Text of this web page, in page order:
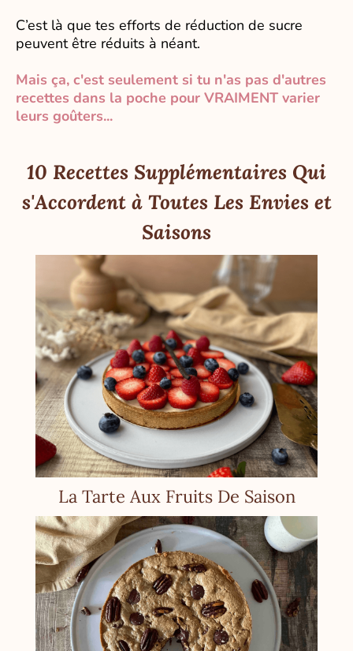
C’est là que tes efforts de réduction de sucre
peuvent être réduits à néant.
Mais ça, c'est seulement si tu n'as pas d'autres
recettes dans la poche pour VRAIMENT varier
leurs goûters...
10 Recettes Supplémentaires Qui
s'Accordent à Toutes Les Envies et
Saisons
La Tarte Aux Fruits De Saison